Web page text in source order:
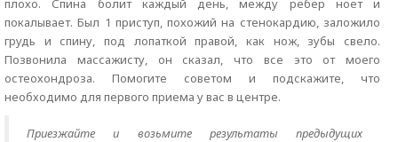
плохо. Спина болит каждый день, между ребер ноет и
покалывает. Был 1 приступ, похожий на стенокардию, заложило
грудь и спину, под лопаткой правой, как нож, зубы свело.
Позвонила массажисту, он сказал, что все это от моего
остеохондроза. Помогите советом и подскажите, что
необходимо для первого приема у вас в центре.
Приезжайте и возьмите результаты предыдущих